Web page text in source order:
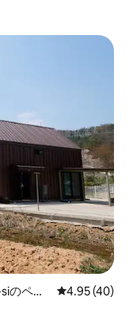
のペン
レビュー40
4.95 (40)